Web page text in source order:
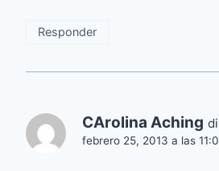
Responder
CArolina Aching
febrero 25, 2013 a las